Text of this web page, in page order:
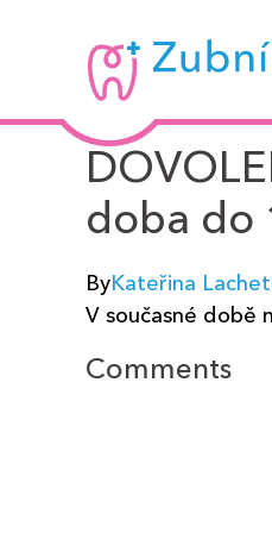
Zubní
Rudná
-
MUDr.
Kateřina
doba do
ByKateřina
V současné době
Comments